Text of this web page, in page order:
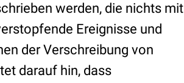
werden, die nichts mit
Ereignisse und
der Verschreibung von
darauf hin, dass